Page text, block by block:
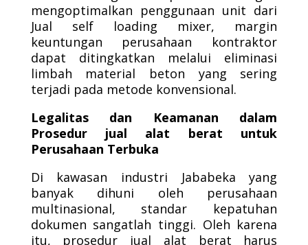
mengoptimalkan penggunaan unit dari
Jual self loading mixer, margin
keuntungan perusahaan kontraktor
dapat ditingkatkan melalui eliminasi
limbah material beton yang sering
terjadi pada metode konvensional.
Legalitas dan Keamanan dalam
Prosedur jual alat berat untuk
Perusahaan Terbuka
Di kawasan industri Jababeka yang
banyak dihuni oleh perusahaan
multinasional, standar kepatuhan
dokumen sangatlah tinggi. Oleh karena
itu, prosedur jual alat berat harus